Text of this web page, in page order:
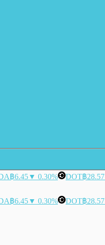
฿6.45▼ 0.30% DOT฿28.57
฿6.45▼ 0.30% DOT฿28.57